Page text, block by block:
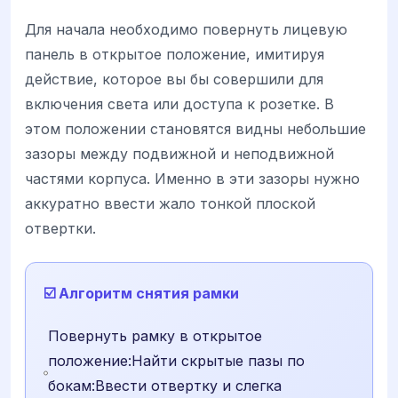
Для начала необходимо повернуть лицевую
панель в открытое положение, имитируя
действие, которое вы бы совершили для
включения света или доступа к розетке. В
этом положении становятся видны небольшие
зазоры между подвижной и неподвижной
частями корпуса. Именно в эти зазоры нужно
аккуратно ввести жало тонкой плоской
отвертки.
☑️ Алгоритм снятия рамки
Повернуть рамку в открытое
положение:Найти скрытые пазы по
бокам:Ввести отвертку и слегка